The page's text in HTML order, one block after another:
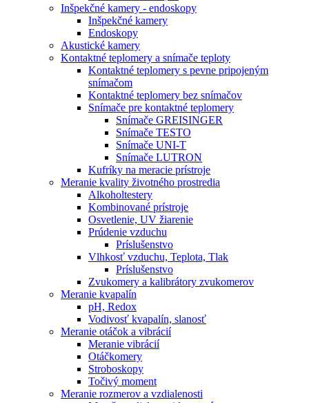
Inšpekčné kamery - endoskopy
Inšpekčné kamery
Endoskopy
Akustické kamery
Kontaktné teplomery a snímače teploty
Kontaktné teplomery s pevne pripojeným
snímačom
Kontaktné teplomery bez snímačov
Snímače pre kontaktné teplomery
Snímače GREISINGER
Snímače TESTO
Snímače UNI-T
Snímače LUTRON
Kufríky na meracie prístroje
Meranie kvality životného prostredia
Alkoholtestery
Kombinované prístroje
Osvetlenie, UV žiarenie
Prúdenie vzduchu
Príslušenstvo
Vlhkosť vzduchu, Teplota, Tlak
Príslušenstvo
Zvukomery a kalibrátory zvukomerov
Meranie kvapalín
pH, Redox
Vodivosť kvapalín, slanosť
Meranie otáčok a vibrácií
Meranie vibrácií
Otáčkomery
Stroboskopy
Točivý moment
Meranie rozmerov a vzdialenosti